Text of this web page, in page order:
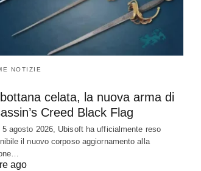
NOTIZIE
celata, la nuova arma di
Creed Black Flag
5 agosto 2026, Ubisoft ha ufficialmente reso
il nuovo corposo aggiornamento alla
ago